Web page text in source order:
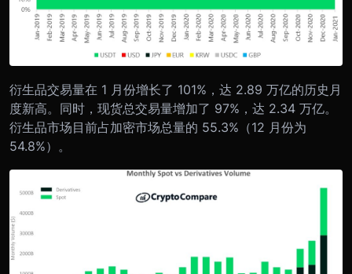
衍生品交易量在 1 月份增长了 101%，达 2.89 万亿的历史月
度新高。同时，现货总交易量增加了 97%，达 2.34 万亿。
衍生品市场目前占加密市场总量的 55.3%（12 月份为
54.8%）。